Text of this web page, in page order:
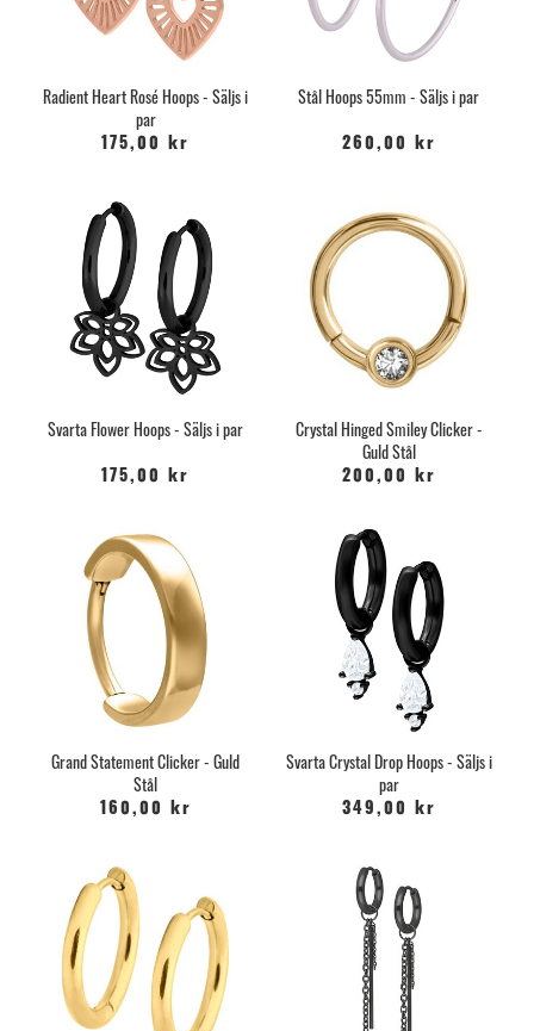
Radient Heart Rosé Hoops - Säljs i
par
175,00 kr
Stål Hoops 55mm - Säljs i par
260,00 kr
Svarta Flower Hoops - Säljs i par
175,00 kr
Crystal Hinged Smiley Clicker -
Guld Stål
200,00 kr
Grand Statement Clicker - Guld
Stål
160,00 kr
Svarta Crystal Drop Hoops - Säljs i
par
349,00 kr